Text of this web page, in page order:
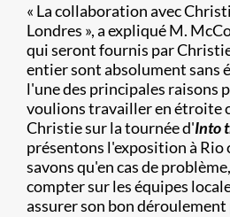
« La collaboration avec
Londres », a expliqué M.
qui seront fournis par
entier sont absolument sans
l'une des principales raisons
voulions travailler en étroite
Christie sur la tournée d'Into
présentons l'exposition à Rio
savons qu'en cas de
compter sur les équipes
assurer son bon déroulement